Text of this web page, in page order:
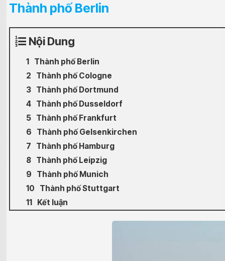
Thành phố Berlin
Nội Dung
Thành phố Berlin
Thành phố Cologne
Thành phố Dortmund
Thành phố Dusseldorf
Thành phố Frankfurt
Thành phố Gelsenkirchen
Thành phố Hamburg
Thành phố Leipzig
Thành phố Munich
Thành phố Stuttgart
Kết luận